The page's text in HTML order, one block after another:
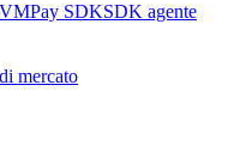
Pay SDKSDK agente
mercato